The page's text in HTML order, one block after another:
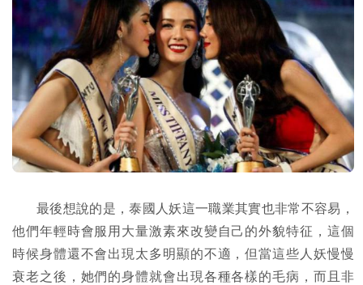
最後想說的是，泰國人妖這一職業其實也非常不容易，
他們年輕時會服用大量激素來改變自己的外貌特征，這個
時候身體還不會出現太多明顯的不適，但當這些人妖慢慢
衰老之後，她們的身體就會出現各種各樣的毛病，而且非